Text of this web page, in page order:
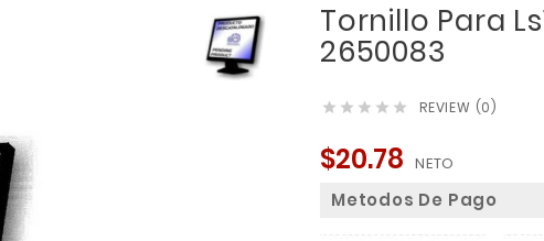
Tornillo Para
2650083
     REVIEW (0)
$20.78 NETO
Metodos De Pago